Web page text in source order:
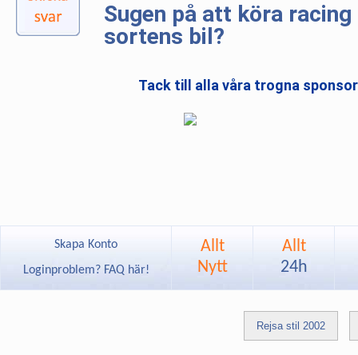
Sugen på att köra
sortens bil?
Tack till alla våra trogna
Skapa Konto
Loginproblem? FAQ här!
Allt
Nytt
Allt
24h
Rejsa stil 2002